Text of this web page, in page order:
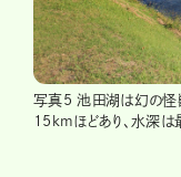
写真5 池田湖は幻の怪獣
15kmほどあり、水深